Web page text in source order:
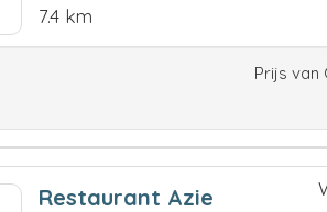
7.4 km
Prijs van
Restaurant Azie